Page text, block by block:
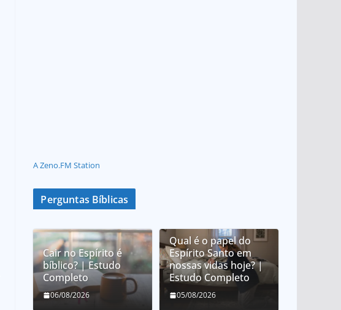
A Zeno.FM Station
Perguntas Bíblicas
Cair no Espírito é
bíblico? | Estudo
Completo
06/08/2026
Qual é o papel do
Espírito Santo em
nossas vidas hoje? |
Estudo Completo
05/08/2026
O que é orar em